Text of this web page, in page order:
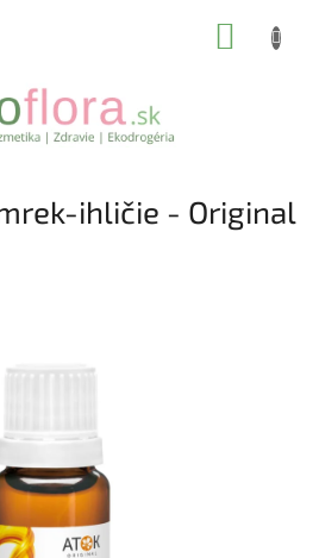
ihličie - Original